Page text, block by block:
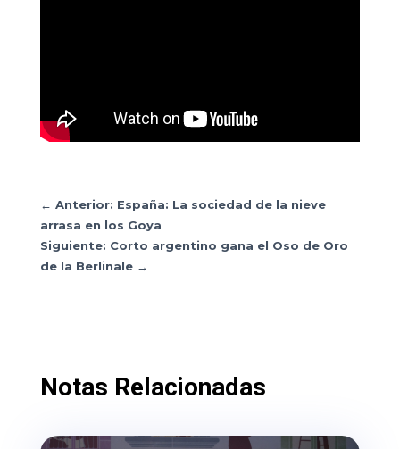
← Anterior: España: La sociedad de la nieve
arrasa en los Goya
Siguiente: Corto argentino gana el Oso de Oro
de la Berlinale→
Notas Relacionadas